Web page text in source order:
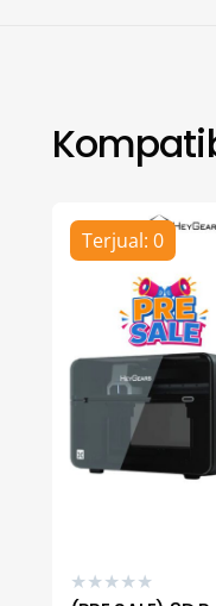
Terjual: 0
★★★★★